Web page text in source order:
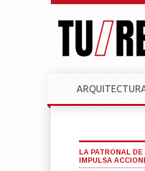
LA PATRONAL
IMPULSA